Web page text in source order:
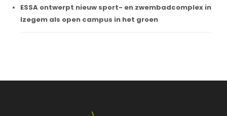
ESSA ontwerpt nieuw sport- en zwembadcomplex in
Izegem als open campus in het groen